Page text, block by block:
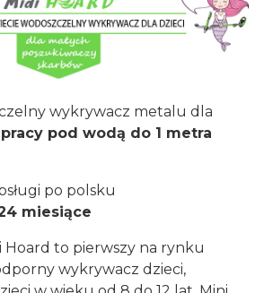
wykrywacz metalu dla
pracy pod wodą do 1 metra
po polsku
miesiące
Hoard to pierwszy na rynku
wykrywacz dzieci,